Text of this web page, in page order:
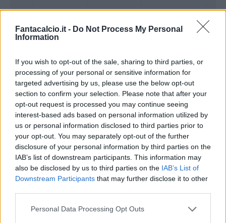
Fantacalcio.it - Do Not Process My Personal
Information
If you wish to opt-out of the sale, sharing to third parties, or
processing of your personal or sensitive information for
targeted advertising by us, please use the below opt-out
section to confirm your selection. Please note that after your
opt-out request is processed you may continue seeing
interest-based ads based on personal information utilized by
us or personal information disclosed to third parties prior to
your opt-out. You may separately opt-out of the further
disclosure of your personal information by third parties on the
IAB’s list of downstream participants. This information may
also be disclosed by us to third parties on the IAB’s List of
Downstream Participants that may further disclose it to other
Personal Data Processing Opt Outs
Bonus Malus
Presenze a
voto
Quotazioni